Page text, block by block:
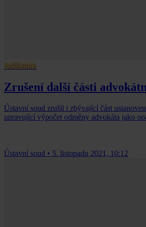
Judikatura
Zrušení další části
Ústavní soud zrušil i zbývající část
upravující výpočet odměny advokáta jako
Ústavní soud • 5. listopadu 2021, 10:12